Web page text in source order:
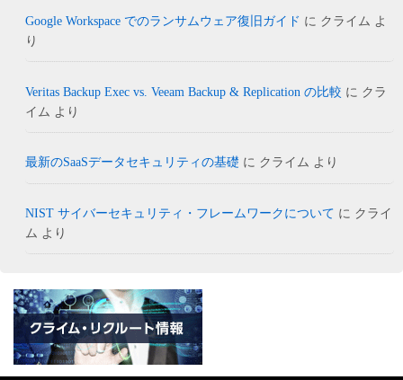
Google Workspace でのランサムウェア復旧ガイド に クライム よ
り
Veritas Backup Exec vs. Veeam Backup & Replication の比較 に クラ
イム より
最新のSaaSデータセキュリティの基礎 に クライム より
NIST サイバーセキュリティ・フレームワークについて に クライ
ム より